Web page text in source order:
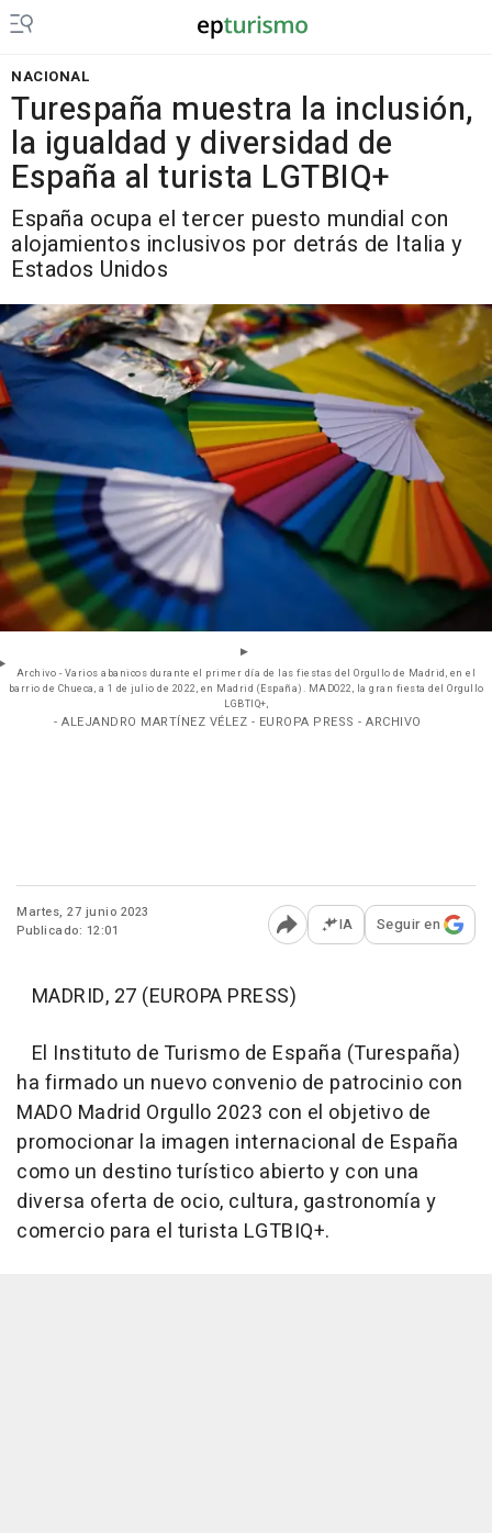
NACIONAL
Turespaña muestra la inclusión,
la igualdad y diversidad de
España al turista LGTBIQ+
España ocupa el tercer puesto mundial con
alojamientos inclusivos por detrás de Italia y
Estados Unidos
Archivo - Varios abanicos durante el primer día de las fiestas del Orgullo de Madrid, en el
barrio de Chueca, a 1 de julio de 2022, en Madrid (España). MADO22, la gran fiesta del Orgullo
LGBTIQ+,
- ALEJANDRO MARTÍNEZ VÉLEZ - EUROPA PRESS - ARCHIVO
Martes, 27 junio 2023
Publicado: 12:01
Abrir opciones para
IA Seguir en
MADRID, 27 (EUROPA PRESS)
El Instituto de Turismo de España (Turespaña)
ha firmado un nuevo convenio de patrocinio con
MADO Madrid Orgullo 2023 con el objetivo de
promocionar la imagen internacional de España
como un destino turístico abierto y con una
diversa oferta de ocio, cultura, gastronomía y
comercio para el turista LGTBIQ+.